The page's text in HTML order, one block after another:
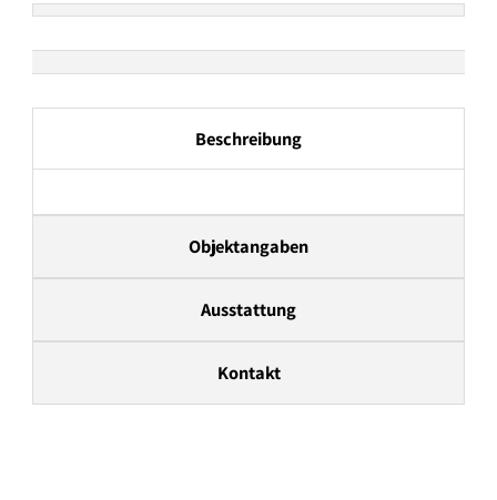
Beschreibung
Objektangaben
Ausstattung
Kontakt